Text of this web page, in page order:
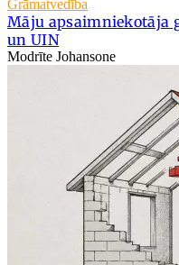
Grāmatvedība
Māju apsaimniekotāja
un UIN
Modrīte Johansone